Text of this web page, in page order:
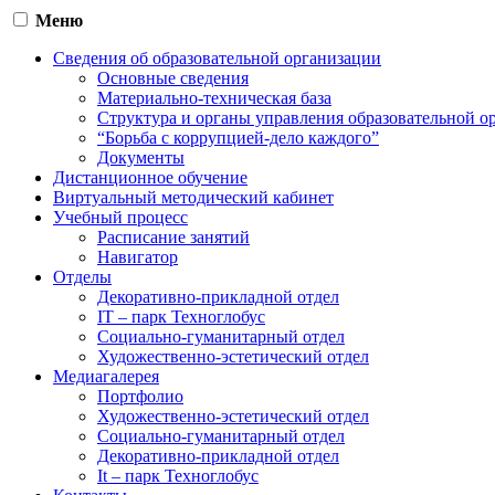
Меню
Сведения об образовательной организации
Основные сведения
Материально-техническая база
Структура и органы управления образовательной
“Борьба с коррупцией-дело каждого”
Документы
Дистанционное обучение
Виртуальный методический кабинет
Учебный процесс
Расписание занятий
Навигатор
Отделы
Декоративно-прикладной отдел
IT – парк Техноглобус
Социально-гуманитарный отдел
Художественно-эстетический отдел
Медиагалерея
Портфолио
Художественно-эстетический отдел
Социально-гуманитарный отдел
Декоративно-прикладной отдел
It – парк Техноглобус